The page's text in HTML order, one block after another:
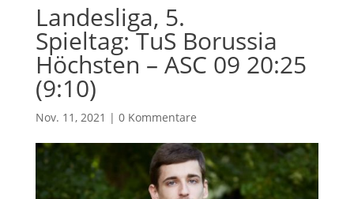
Landesliga, 5.
Spieltag: TuS Borussia
Höchsten – ASC 09 20:25
(9:10)
Nov. 11, 2021 | 0 Kommentare